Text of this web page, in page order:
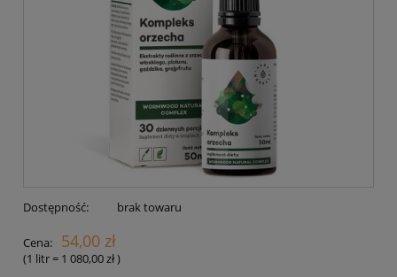
Dostępność: brak towaru
Cena: 54,00 zł
(1 litr= 1 080,00 zł)